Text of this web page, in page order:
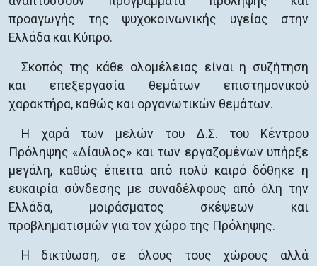
προαγωγής της ψυχοκοινωνικής υγείας στην
Ελλάδα και Κύπρο.
Σκοπός της κάθε ολομέλειας είναι η συζήτηση
και επεξεργασία θεμάτων επιστημονικού
χαρακτήρα, καθώς και οργανωτικών θεμάτων.
Η χαρά των μελών του Δ.Σ. του Κέντρου
Πρόληψης «Δίαυλος» και των εργαζομένων υπήρξε
μεγάλη, καθώς έπειτα από πολύ καιρό δόθηκε η
ευκαιρία σύνδεσης με συναδέλφους από όλη την
Ελλάδα, μοιράσματος σκέψεων και
προβληματισμών για τον χώρο της Πρόληψης.
Η δικτύωση, σε όλους τους χώρους αλλά